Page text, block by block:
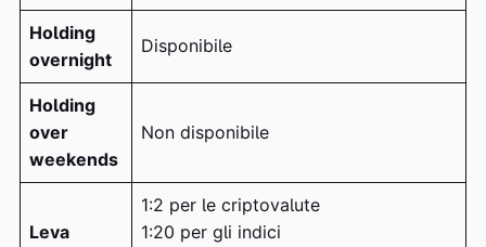
Holding
overnight
Disponibile
Holding
over
weekends
Non disponibile
Leva
1:2 per le criptovalute
1:20 per gli indici